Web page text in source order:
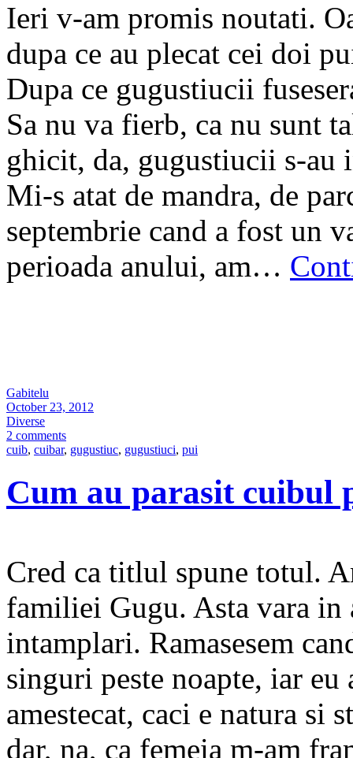
Ieri v-am promis noutati.
dupa ce au plecat cei doi
Dupa ce gugustiucii
Sa nu va fierb, ca nu sunt
ghicit, da, gugustiucii s-au
Mi-s atat de mandra, de
septembrie cand a fost un
perioada anului, am…
Gabitelu
October 23, 2012
Diverse
2 comments
cuib, cuibar, gugustiuc, gugustiuci, pui
Cum au parasit cuibul
Cred ca titlul spune totul.
familiei Gugu. Asta vara in
intamplari. Ramasesem
singuri peste noapte, iar
amestecat, caci e natura si
dar, na, ca femeia m-am